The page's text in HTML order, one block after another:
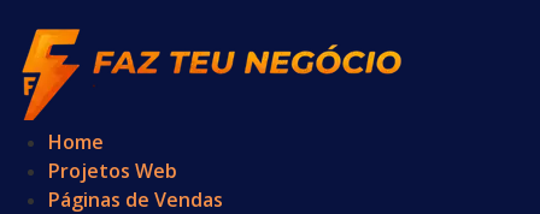
para
conteúdo
Home
Projetos Web
Páginas de Vendas